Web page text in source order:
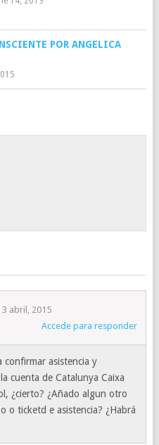
POR ANGELICA
3 abril, 2015
Accede para responder
confirmar asistencia y
cuenta de Catalunya Caixa
¿cierto? ¿Añado algun otro
o ticketd e asistencia? ¿Habrá